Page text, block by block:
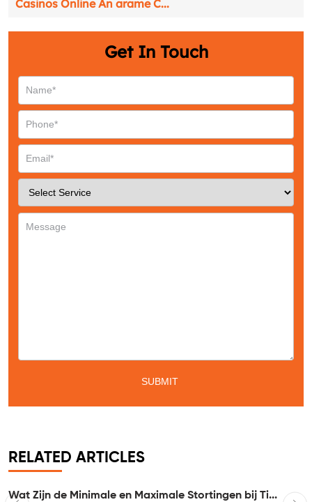
Request a CallBack
Name*
Email
Phone*
Casinos Online An arame C...
Get In Touch
RELATED ARTICLES
Wat Zijn de Minimale en Maximale Stortingen bij Ti...